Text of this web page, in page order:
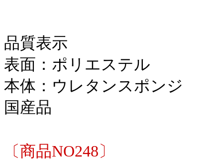
品質表示
表面：ポリエステル
本体：ウレタンスポンジ
国産品
〔商品NO248〕